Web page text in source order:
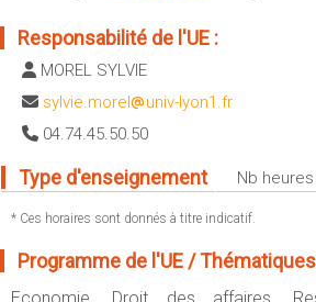
Fermer
Stage et emploi
Portefeuille d'Expériences et
de Compétences
Fermer
Responsabilité de l'UE :
MOREL SYLVIE
sylvie.morel
univ-lyon1.fr
04.74.45.50.50
Type d'enseignement Nb
* Ces horaires sont donnés à titre indicatif.
Programme de l'UE /